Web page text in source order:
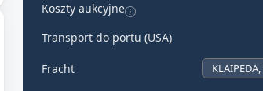
Koszty aukcyjne
Transport do portu (USA)
Fracht